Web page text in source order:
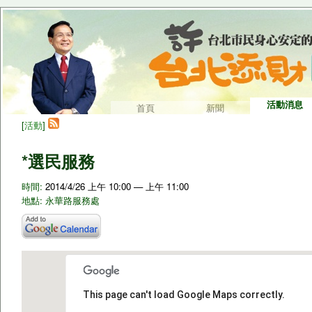
首頁 新聞 活動消息
[活動]
*選民服務
時間: 2014/4/26 上午 10:00 — 上午 11:00
地點: 永華路服務處
This page can't load Google Maps correctly.